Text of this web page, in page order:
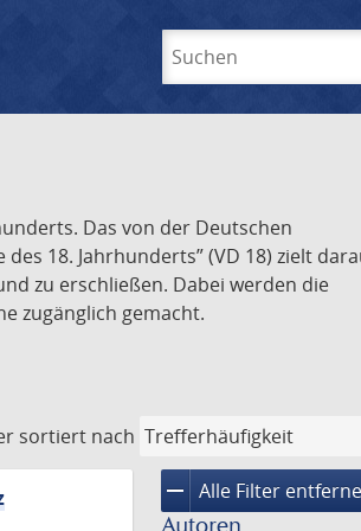
Das von der Deutschen
18. Jahrhunderts” (VD 18) zielt
zu erschließen. Dabei werden die
zugänglich gemacht.
sortiert nach
remove Alle Filter